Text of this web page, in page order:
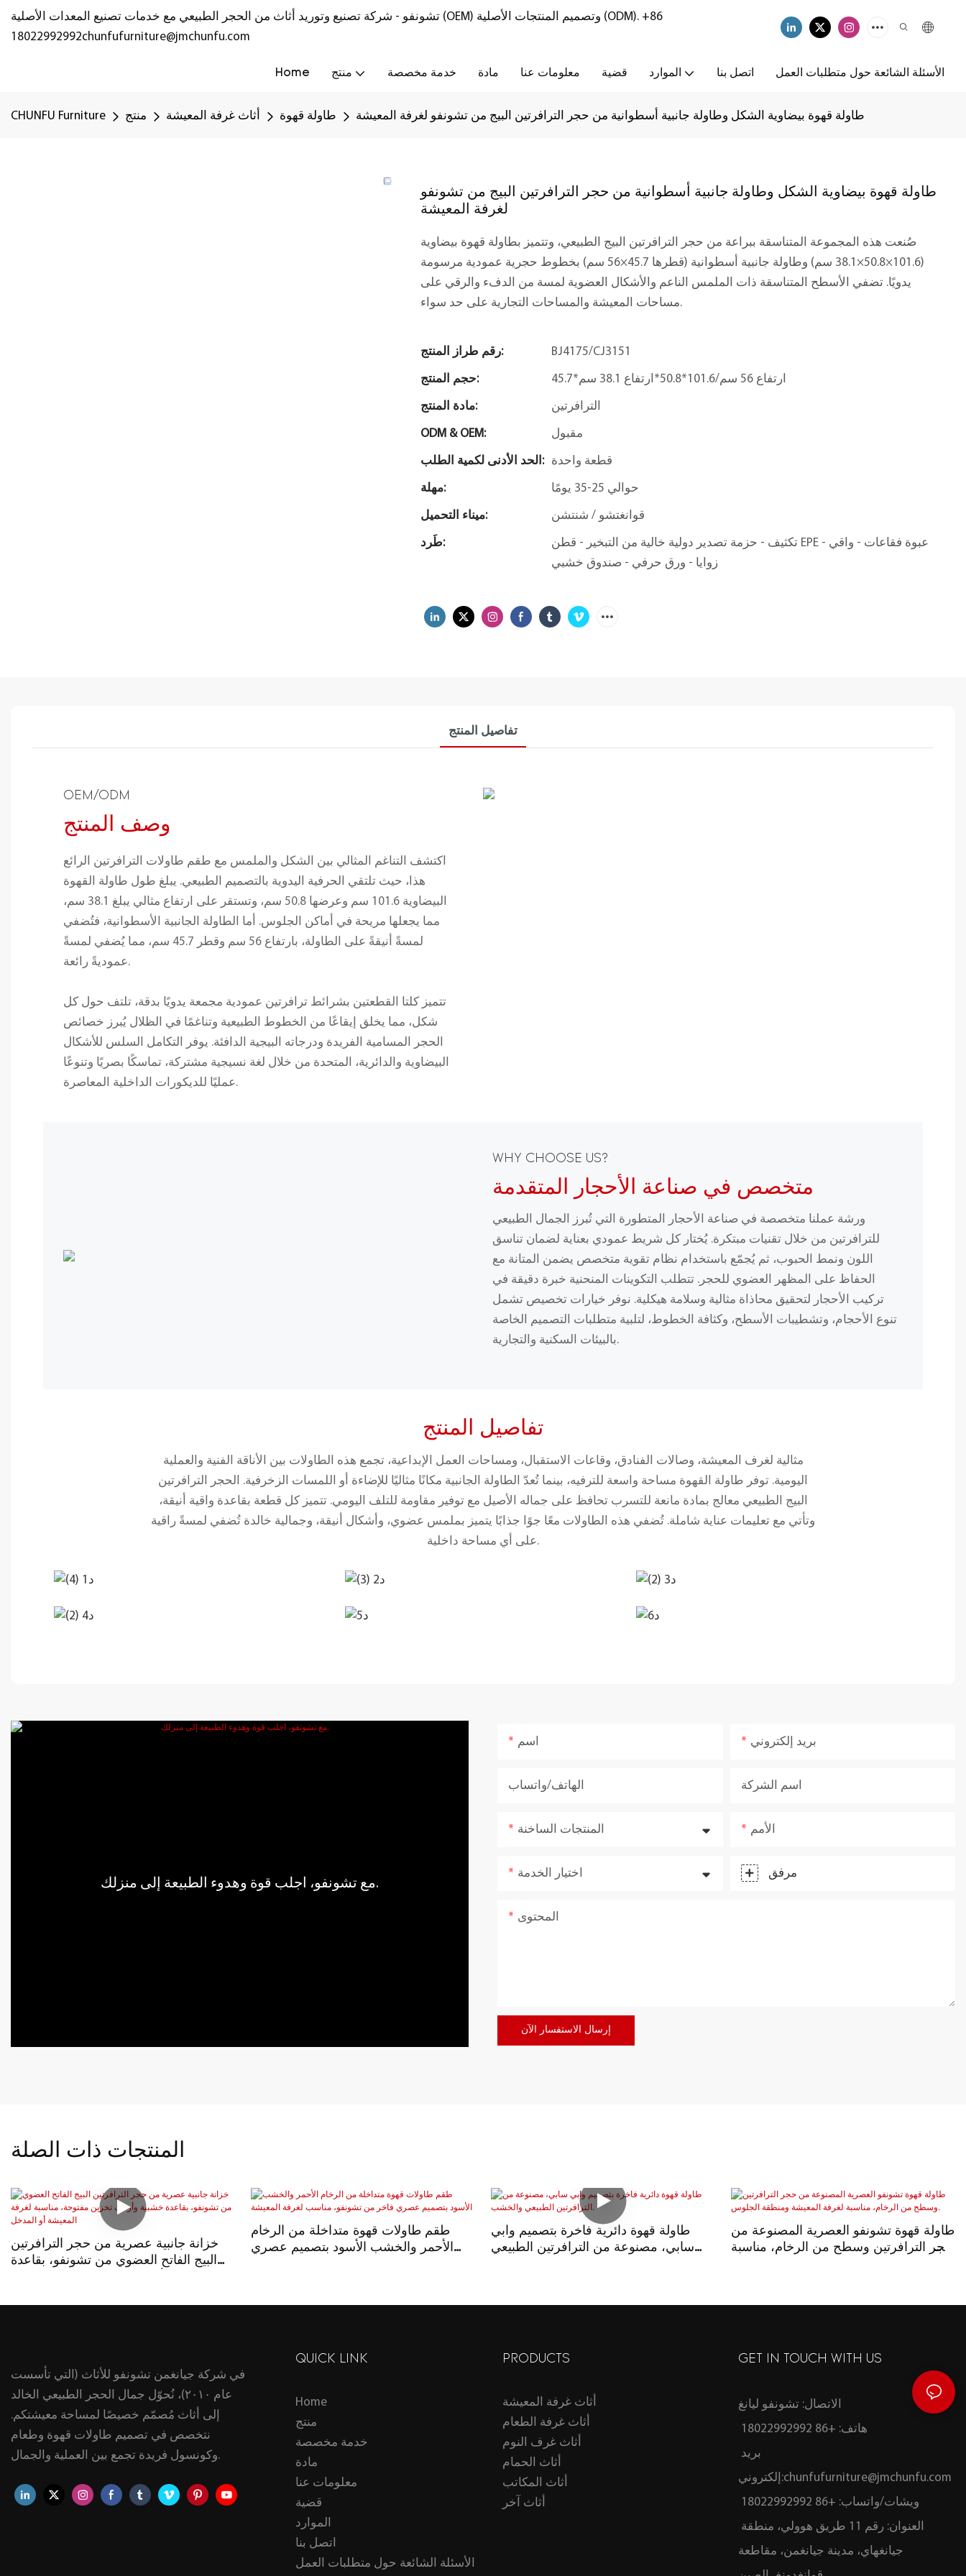
تشونفو - شركة تصنيع وتوريد أثاث من الحجر الطبيعي مع خدمات تصنيع المعدات الأصلية (OEM) وتصميم المنتجات الأصلية (ODM). +86
18022992992chunfufurniture@jmchunfu.com
Home منتج خدمة مخصصة مادة معلومات عنا قضية الموارد اتصل بنا الأسئلة الشائعة حول متطلبات العمل
CHUNFU Furniture منتج أثاث غرفة المعيشة طاولة قهوة طاولة قهوة بيضاوية الشكل وطاولة جانبية أسطوانية من حجر الترافرتين البيج من تشونفو لغرفة المعيشة
طاولة قهوة بيضاوية الشكل وطاولة جانبية أسطوانية من حجر الترافرتين البيج من تشونفو
لغرفة المعيشة
صُنعت هذه المجموعة المتناسقة ببراعة من حجر الترافرتين البيج الطبيعي، وتتميز بطاولة قهوة بيضاوية
(101.6×50.8×38.1 سم) وطاولة جانبية أسطوانية (قطرها 45.7×56 سم) بخطوط حجرية عمودية مرسومة
يدويًا. تضفي الأسطح المتناسقة ذات الملمس الناعم والأشكال العضوية لمسة من الدفء والرقي على
مساحات المعيشة والمساحات التجارية على حد سواء.
رقم طراز المنتج: BJ4175/CJ3151
حجم المنتج: 45.7*ارتفاع 56 سم/101.6*50.8*ارتفاع 38.1 سم
مادة المنتج: الترافرتين
ODM & OEM: مقبول
الحد الأدنى لكمية الطلب: قطعة واحدة
مهلة: حوالي 25-35 يومًا
ميناء التحميل: قوانغتشو / شنتشن
طَرد:
تكثيف - حزمة تصدير دولية خالية من التبخير - قطن EPE - عبوة فقاعات - واقي
زوايا - ورق حرفي - صندوق خشبي
تفاصيل المنتج
OEM/ODM
وصف المنتج
اكتشف التناغم المثالي بين الشكل والملمس مع طقم طاولات الترافرتين الرائع
هذا، حيث تلتقي الحرفية اليدوية بالتصميم الطبيعي. يبلغ طول طاولة القهوة
البيضاوية 101.6 سم وعرضها 50.8 سم، وتستقر على ارتفاع مثالي يبلغ 38.1 سم،
مما يجعلها مريحة في أماكن الجلوس. أما الطاولة الجانبية الأسطوانية، فتُضفي
لمسةً أنيقةً على الطاولة، بارتفاع 56 سم وقطر 45.7 سم، مما يُضفي لمسةً
عموديةً رائعة.
تتميز كلتا القطعتين بشرائط ترافرتين عمودية مجمعة يدويًا بدقة، تلتف حول كل
شكل، مما يخلق إيقاعًا من الخطوط الطبيعية وتناغمًا في الظلال يُبرز خصائص
الحجر المسامية الفريدة ودرجاته البيجية الدافئة. يوفر التكامل السلس للأشكال
البيضاوية والدائرية، المتحدة من خلال لغة نسيجية مشتركة، تماسكًا بصريًا وتنوعًا
عمليًا للديكورات الداخلية المعاصرة.
WHY CHOOSE US?
متخصص في صناعة الأحجار المتقدمة
ورشة عملنا متخصصة في صناعة الأحجار المتطورة التي تُبرز الجمال الطبيعي
للترافرتين من خلال تقنيات مبتكرة. يُختار كل شريط عمودي بعناية لضمان تناسق
اللون ونمط الحبوب، ثم يُجمّع باستخدام نظام تقوية متخصص يضمن المتانة مع
الحفاظ على المظهر العضوي للحجر. تتطلب التكوينات المنحنية خبرة دقيقة في
تركيب الأحجار لتحقيق محاذاة مثالية وسلامة هيكلية. نوفر خيارات تخصيص تشمل
تنوع الأحجام، وتشطيبات الأسطح، وكثافة الخطوط، لتلبية متطلبات التصميم الخاصة
بالبيئات السكنية والتجارية.
تفاصيل المنتج
مثالية لغرف المعيشة، وصالات الفنادق، وقاعات الاستقبال، ومساحات العمل الإبداعية، تجمع هذه الطاولات بين الأناقة الفنية والعملية
اليومية. توفر طاولة القهوة مساحة واسعة للترفيه، بينما تُعدّ الطاولة الجانبية مكانًا مثاليًا للإضاءة أو اللمسات الزخرفية. الحجر الترافرتين
البيج الطبيعي معالج بمادة مانعة للتسرب تحافظ على جماله الأصيل مع توفير مقاومة للتلف اليومي. تتميز كل قطعة بقاعدة واقية أنيقة،
وتأتي مع تعليمات عناية شاملة. تُضفي هذه الطاولات معًا جوًا جذابًا يتميز بملمس عضوي، وأشكال أنيقة، وجمالية خالدة تُضفي لمسةً راقية
على أي مساحة داخلية.
مع تشونفو، اجلب قوة وهدوء الطبيعة إلى منزلك.
اسم بريد إلكتروني
الهاتف/واتساب اسم الشركة
المنتجات الساخنة الأمم
اختيار الخدمة مرفق
المحتوى
إرسال الاستفسار الآن
المنتجات ذات الصلة
خزانة جانبية عصرية من حجر الترافرتين
البيج الفاتح العضوي من تشونفو، بقاعدة
طقم طاولات قهوة متداخلة من الرخام
الأحمر والخشب الأسود بتصميم عصري
طاولة قهوة دائرية فاخرة بتصميم وابي
سابي، مصنوعة من الترافرتين الطبيعي
طاولة قهوة تشونفو العصرية المصنوعة من
حجر الترافرتين وسطح من الرخام، مناسبة
في شركة جيانغمن تشونفو للأثاث (التي تأسست
عام ٢٠١٠)، نُحوّل جمال الحجر الطبيعي الخالد
إلى أثاث مُصمّم خصيصًا لمساحة معيشتكم.
نتخصص في تصميم طاولات قهوة وطعام
وكونسول فريدة تجمع بين العملية والجمال.
QUICK LINK
Home
منتج
خدمة مخصصة
مادة
معلومات عنا
قضية
الموارد
اتصل بنا
الأسئلة الشائعة حول متطلبات العمل
PRODUCTS
أثاث غرفة المعيشة
أثاث غرفة الطعام
أثاث غرف النوم
أثاث الحمام
أثاث المكاتب
أثاث آخر
GET IN TOUCH WITH US
الاتصال: تشونفو ليانغ
هاتف: +86 18022992992
إلكتروني:chunfufurniture@jmchunfu.com
ويشات/واتساب: +86 18022992992
جيانغهاي، مدينة جيانغمن، مقاطعة